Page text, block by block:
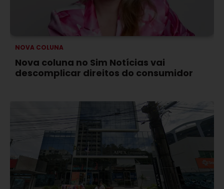
NOVA COLUNA
Nova coluna no Sim Notícias vai
descomplicar direitos do consumidor